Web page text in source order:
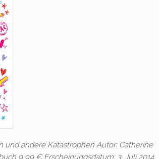
und andere Katastrophen Autor: Catherine
9,99 € Erscheinungsdatum: 3. Juli 2014